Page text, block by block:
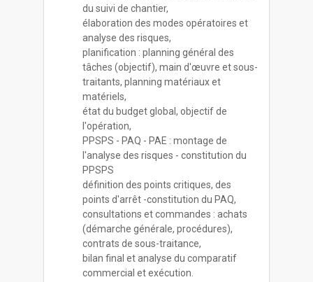
du suivi de chantier,
élaboration des modes opératoires et
analyse des risques,
planification : planning général des
tâches (objectif), main d'œuvre et sous-
traitants, planning matériaux et
matériels,
état du budget global, objectif de
l'opération,
PPSPS - PAQ - PAE : montage de
l'analyse des risques - constitution du
PPSPS
définition des points critiques, des
points d'arrêt -constitution du PAQ,
consultations et commandes : achats
(démarche générale, procédures),
contrats de sous-traitance,
bilan final et analyse du comparatif
commercial et exécution.